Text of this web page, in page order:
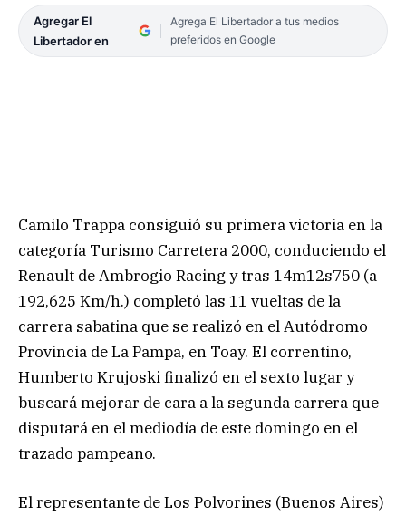
Agregar El
Libertador en
Agrega El Libertador a tus medios
preferidos en Google
Camilo Trappa consiguió su primera victoria en la
categoría Turismo Carretera 2000, conduciendo el
Renault de Ambrogio Racing y tras 14m12s750 (a
192,625 Km/h.) completó las 11 vueltas de la
carrera sabatina que se realizó en el Autódromo
Provincia de La Pampa, en Toay. El correntino,
Humberto Krujoski finalizó en el sexto lugar y
buscará mejorar de cara a la segunda carrera que
disputará en el mediodía de este domingo en el
trazado pampeano.
El representante de Los Polvorines (Buenos Aires)